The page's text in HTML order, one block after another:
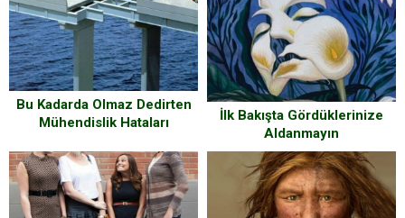
Bu Kadarda Olmaz Dedirten
Mühendislik Hataları
İlk Bakışta Gördüklerinize
Aldanmayın